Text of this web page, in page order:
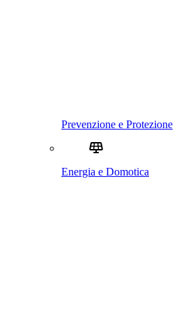
Prevenzione e Protezione
Energia e Domotica